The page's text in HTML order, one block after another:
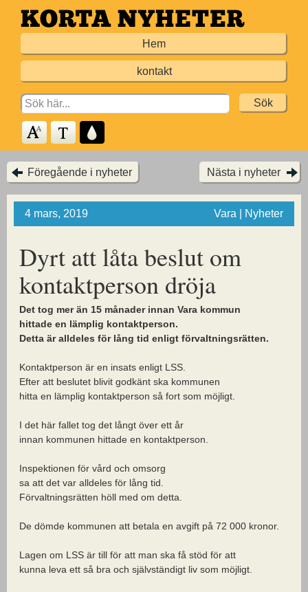
Hoppa
till
Hem
kontakt
Search
for:
Föregående i nyheter Nästa i nyheter
4 mars, 2019 Vara | Nyheter
Dyrt att låta beslut om
kontaktperson dröja
Det tog mer än 15 månader innan Vara kommun
hittade en lämplig kontaktperson.
Detta är alldeles för lång tid enligt förvaltningsrätten.
Kontaktperson är en insats enligt LSS.
Efter att beslutet blivit godkänt ska kommunen
hitta en lämplig kontaktperson så fort som möjligt.
I det här fallet tog det långt över ett år
innan kommunen hittade en kontaktperson.
Inspektionen för vård och omsorg
sa att det var alldeles för lång tid.
Förvaltningsrätten höll med om detta.
De dömde kommunen att betala en avgift på 72 000 kronor.
Lagen om LSS är till för att man ska få stöd för att
kunna leva ett så bra och självständigt liv som möjligt.